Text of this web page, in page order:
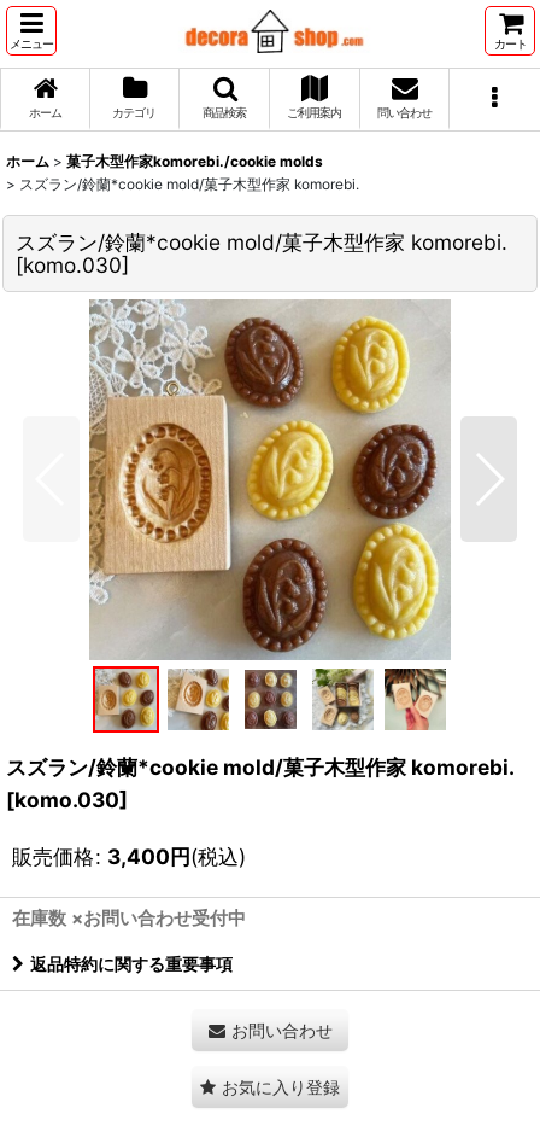
メニュー カート
ホーム カテゴリ 商品検索 ご利用案内 問い合わせ
ホーム > 菓子木型作家komorebi./cookie molds
> スズラン/鈴蘭*cookie mold/菓子木型作家 komorebi.
スズラン/鈴蘭*cookie mold/菓子木型作家 komorebi.
[komo.030]
スズラン/鈴蘭*cookie mold/菓子木型作家 komorebi.
[komo.030]
販売価格: 3,400円(税込)
在庫数 ×お問い合わせ受付中
返品特約に関する重要事項
お問い合わせ
お気に入り登録